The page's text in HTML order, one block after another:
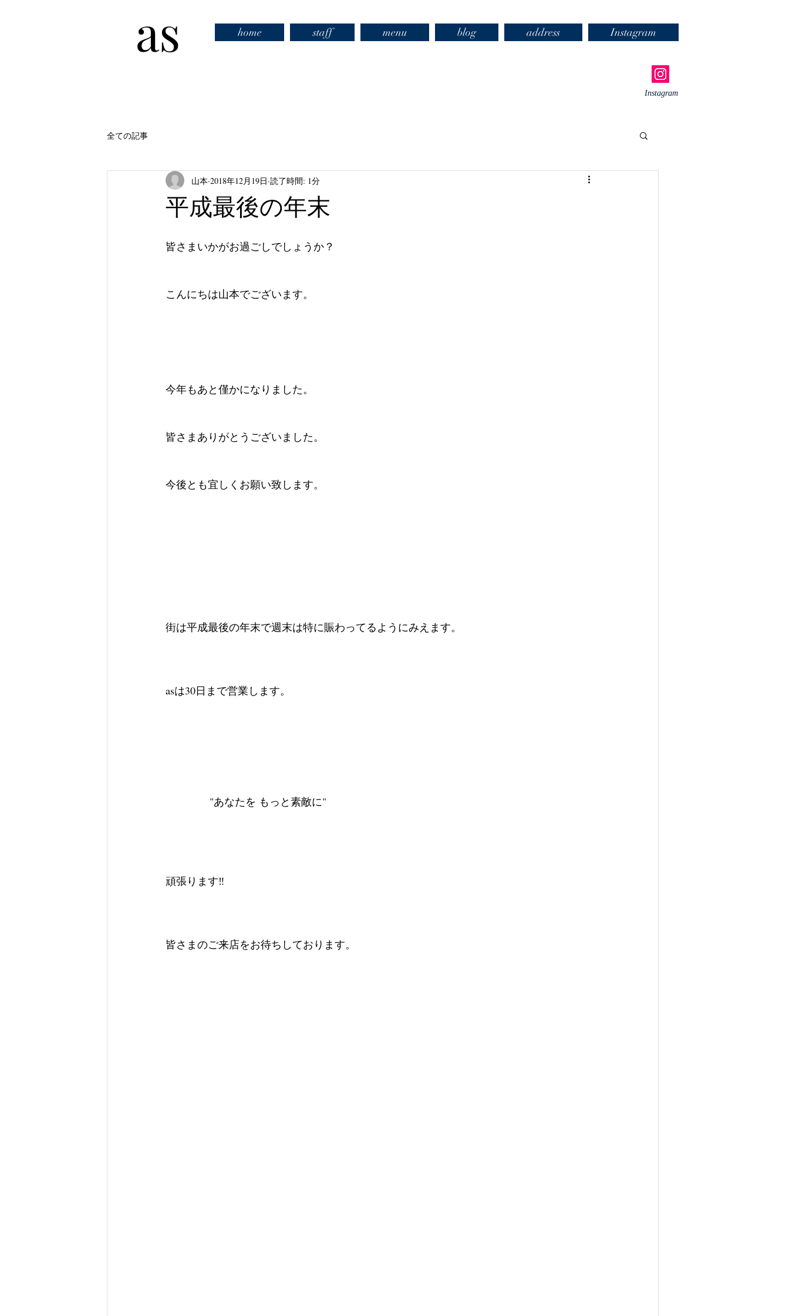
as home staff menu blog address Instagram
Instagram
全ての記事
平成最後の年末
山本 2018年12月19日 読了時間: 1分
皆さまいかがお過ごしでしょうか？
こんにちは山本でございます。
今年もあと僅かになりました。
皆さまありがとうございました。
今後とも宜しくお願い致します。
街は平成最後の年末で週末は特に賑わってるようにみえます。
asは30日まで営業します。
               "あなたを もっと素敵に"
頑張ります‼︎
皆さまのご来店をお待ちしております。